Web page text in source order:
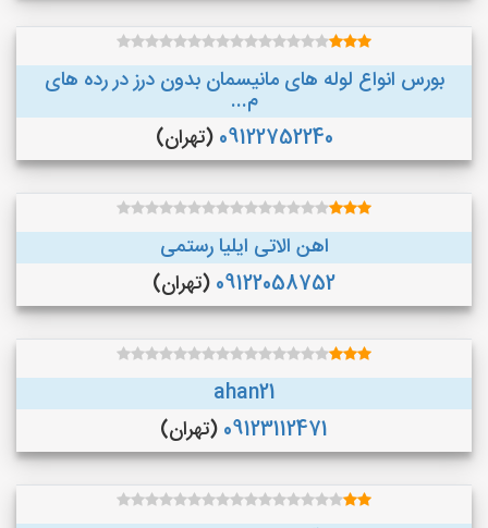
بورس انواع لوله های مانیسمان بدون درز در رده های
م...
09122752240 (تهران)
اهن الاتی ایلیا رستمی
09122058752 (تهران)
ahan21
09123112471 (تهران)